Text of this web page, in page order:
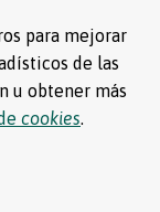
para mejorar
de las
u obtener más
cookies.